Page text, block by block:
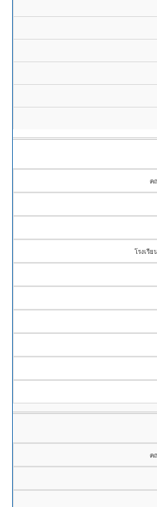
ค
โรงเรี
ค